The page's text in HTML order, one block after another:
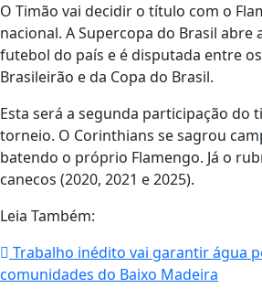
O Timão vai decidir o título com o
nacional. A Supercopa do Brasil abre
futebol do país e é disputada entre
Brasileirão e da Copa do Brasil.
Esta será a segunda participação do
torneio. O Corinthians se sagrou
batendo o próprio Flamengo. Já o
canecos (2020, 2021 e 2025).
Leia Também:
Trabalho inédito vai garantir água
comunidades do Baixo Madeira